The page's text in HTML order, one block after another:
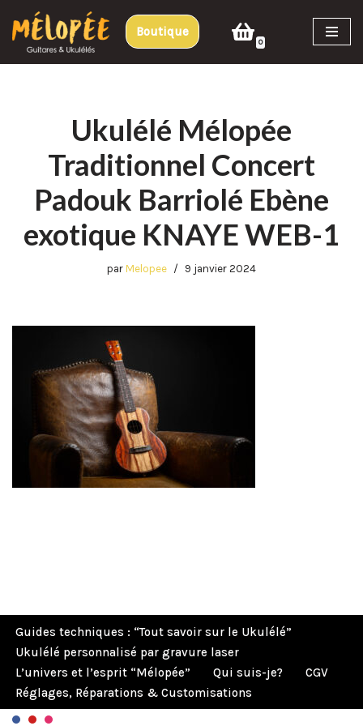
Aller
au
Boutique
0
Ukulélé Mélopée
Traditionnel Concert
Padouk Barriolé Ebène
exotique KNAYE WEB-1
par Melopee 9 janvier 2024
Guides techniques : “Tout savoir sur le Ukulélé”
Ukulélé personnalisé par gravure laser
L’univers et l’esprit “Mélopée”
Qui suis-je?
CGV
Réglages, Réparations & Customisations